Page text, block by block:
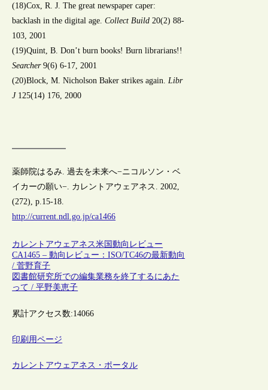
(18)Cox, R. J. The great newspaper caper:
backlash in the digital age.Collect Build 20(2) 88-
103, 2001
(19)Quint, B. Don’t burn books! Burn librarians!!
Searcher9(6) 6-17, 2001
(20)Block, M. Nicholson Baker strikes again. Libr
J 125(14) 176, 2000
薬師院はるみ. 過去を未来へ−ニコルソン・ベ
イカーの願い−. カレントアウェアネス. 2002,
(272), p.15-18.
http://current.ndl.go.jp/ca1466
カレントアウェアネス米国動向レビュー
CA1465 – 動向レビュー：ISO/TC46の最新動向
/ 菅野育子
図書館研究所での編集業務を終了するにあた
って / 平野美恵子
累計アクセス数:14066
印刷用ページ
カレントアウェアネス・ポータル